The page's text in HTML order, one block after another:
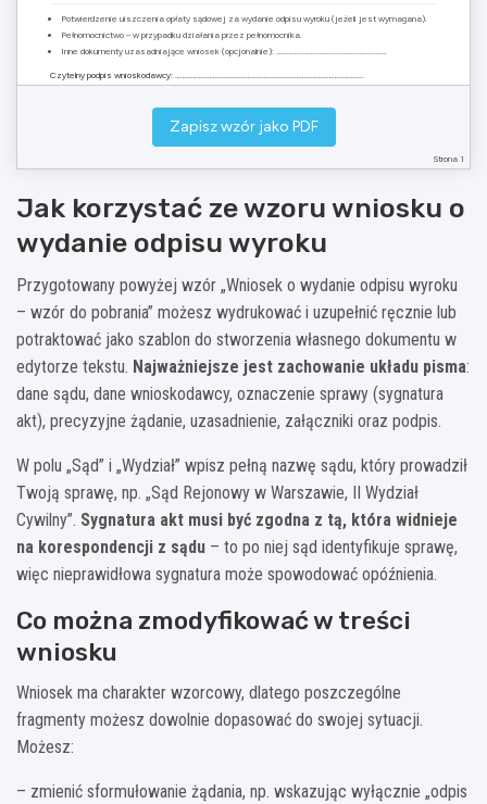
Potwierdzenie uiszczenia opłaty sądowej za wydanie odpisu wyroku (jeżeli jest wymagana).
Pełnomocnictwo – w przypadku działania przez pełnomocnika.
Inne dokumenty uzasadniające wniosek (opcjonalnie): …………………………………………………….
Czytelny podpis wnioskodawcy: …………………………………………………………………………………………..
Wzór pomocniczy – przed złożeniem w sądzie dostosuj treść do swojej sprawy.
Strona 1
Zapisz wzór jako PDF
Jak korzystać ze wzoru wniosku o
wydanie odpisu wyroku
Przygotowany powyżej wzór „Wniosek o wydanie odpisu wyroku
– wzór do pobrania” możesz wydrukować i uzupełnić ręcznie lub
potraktować jako szablon do stworzenia własnego dokumentu w
edytorze tekstu. Najważniejsze jest zachowanie układu pisma:
dane sądu, dane wnioskodawcy, oznaczenie sprawy (sygnatura
akt), precyzyjne żądanie, uzasadnienie, załączniki oraz podpis.
W polu „Sąd” i „Wydział” wpisz pełną nazwę sądu, który prowadził
Twoją sprawę, np. „Sąd Rejonowy w Warszawie, II Wydział
Cywilny”. Sygnatura akt musi być zgodna z tą, która widnieje
na korespondencji z sądu – to po niej sąd identyfikuje sprawę,
więc nieprawidłowa sygnatura może spowodować opóźnienia.
Co można zmodyfikować w treści
wniosku
Wniosek ma charakter wzorcowy, dlatego poszczególne
fragmenty możesz dowolnie dopasować do swojej sytuacji.
Możesz:
– zmienić sformułowanie żądania, np. wskazując wyłącznie „odpis